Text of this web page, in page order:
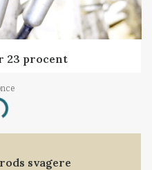
23 procent
svagere